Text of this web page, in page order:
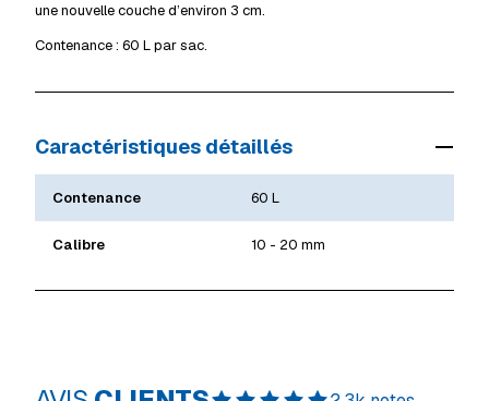
une nouvelle couche d’environ 3 cm.
Contenance : 60 L par sac.
Caractéristiques détaillés
Contenance 60 L
Calibre 10 - 20 mm